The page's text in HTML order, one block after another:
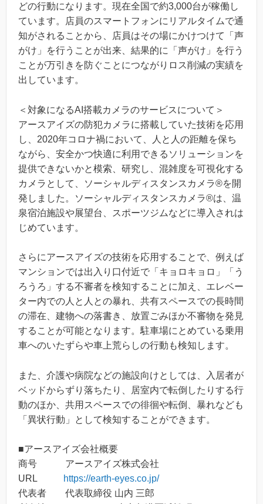
どの行動になります。現在全国で約3,000台が稼働し
ています。店員のスマートフォンにリアルタイムで通
知がされることから、店員はその場にかけつけて「声
がけ」を行うことが出来、結果的に「声がけ」を行う
ことが万引きを防ぐことにつながりロス削減の実績を
出しています。
＜対象になるAI搭載カメラのサービスについて＞
アースアイズの防犯カメラに搭載していた技術を応用
し、2020年コロナ禍において、人と人の距離を保ち
ながら、安全かつ快適に利用できるソリューションを
提供できないかと模索、研究し、混雑度を可視化する
カメラとして、ソーシャルディスタンスカメラ®を開
発しました。ソーシャルディスタンスカメラ®は、温
泉宿泊施設や展望台、スポーツジムなどに導入されは
じめています。
さらにアースアイズの技術を応用することで、例えば
マンションでは出入り口付近で「キョロキョロ」「う
ろうろ」する不審者を検知することに加え、エレベー
ター内での人と人との暴れ、共有スペースでの長時間
の滞在、建物への落書き、放置ごみほか不審物を発見
することが可能となります。駐車場にとめている乗用
車へのいたずらや車上荒らしの行動も検知します。
また、介護や病院などの施設向けとしては、入居者が
ベッドからずり落ちたり、居室内で転倒したりする行
動のほか、共用スペースでの徘徊や転倒、暴れなども
「異状行動」として検知することができます。
■アースアイズ会社概要
商号 アースアイズ株式会社
URL
https://earth-eyes.co.jp/
代表者 代表取締役 山内 三郎